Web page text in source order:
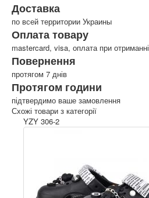
Доставка
по всей территории Украины
Оплата товару
mastercard, visa, оплата при отриманні
Повернення
протягом 7 днів
Протягом години
підтвердимо ваше замовлення
Схожі товари з категорії
YZY 306-2